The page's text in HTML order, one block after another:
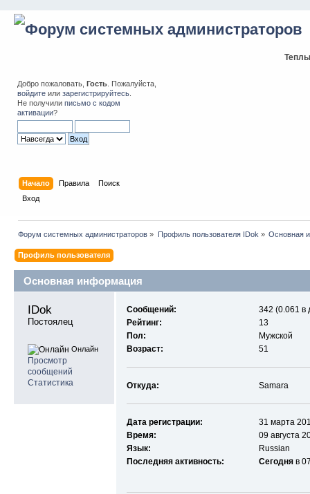
Добро пожаловать, Гость . Пожалуйста,
войдите или зарегистрируйтесь
Не получили письмо с кодом
активации?
Начало Правила
Поиск
Вход
Форум системных администраторов » Профиль пользователя IDok » Основная
Профиль пользователя
Основная информация
IDok
Постоялец
Онлайн
Просмотр
сообщений
Статистика
Сообщений:
342 (0.061 в
Рейтинг:
13
Пол:
Мужской
Возраст:
51
Откуда: Samara
Дата регистрации:
31 марта
Время:
09 августа
Язык:
Russian
Последняя активность:
Сегодня в